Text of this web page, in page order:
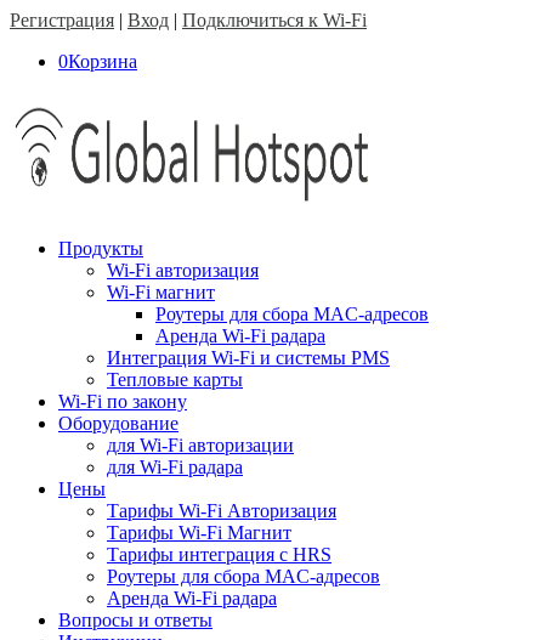
Регистрация | Вход | Подключиться к Wi-Fi
0Корзина
Продукты
Wi-Fi авторизация
Wi-Fi магнит
Роутеры для сбора MAC-адресов
Аренда Wi-Fi радара
Интеграция Wi-Fi и системы PMS
Тепловые карты
Wi-Fi по закону
Оборудование
для Wi-Fi авторизации
для Wi-Fi радара
Цены
Тарифы Wi-Fi Авторизация
Тарифы Wi-Fi Магнит
Тарифы интеграция с HRS
Роутеры для сбора MAC-адресов
Аренда Wi-Fi радара
Вопросы и ответы